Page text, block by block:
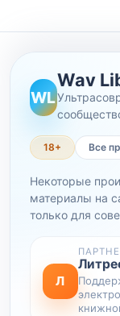
WL
Wav
18+ Все
Некоторые
материалы на
только для
Л